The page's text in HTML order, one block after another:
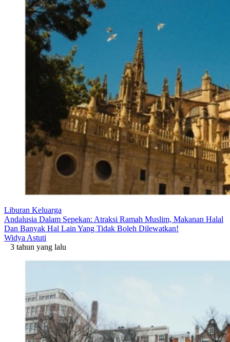
Liburan Keluarga
Andalusia Dalam Sepekan: Atraksi Ramah Muslim, Makanan Halal
Dan Banyak Hal Lain Yang Tidak Boleh Dilewatkan!
Widya Astuti
3 tahun yang lalu